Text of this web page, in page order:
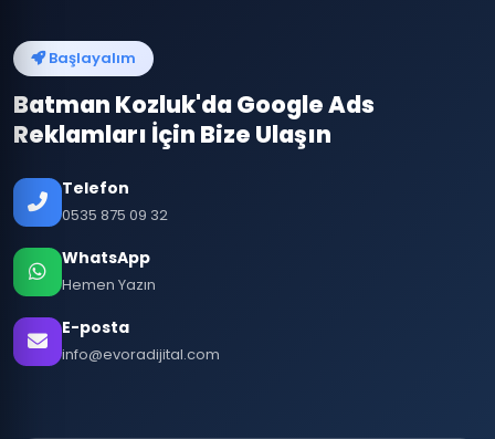
Başlayalım
Batman Kozluk'da Google Ads
Reklamları İçin Bize Ulaşın
Telefon
0535 875 09 32
WhatsApp
Hemen Yazın
E-posta
info@evoradijital.com